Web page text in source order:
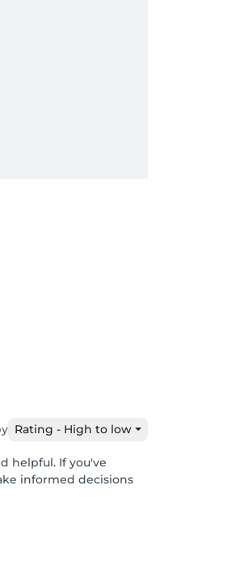
Rating - High to low
helpful. If you've
informed decisions